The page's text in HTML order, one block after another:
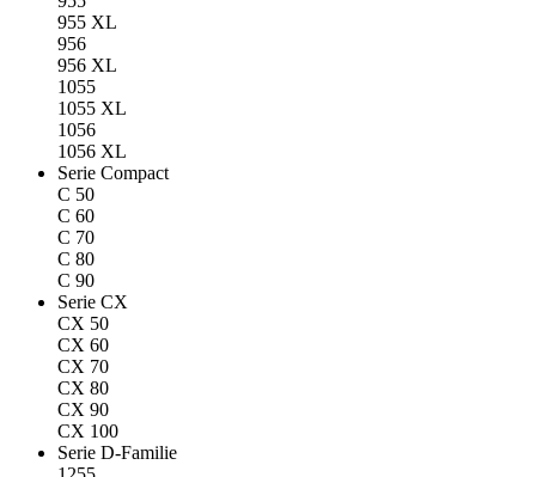
955 XL
956
956 XL
1055
1055 XL
1056
1056 XL
Serie Compact
C 50
C 60
C 70
C 80
C 90
Serie CX
CX 50
CX 60
CX 70
CX 80
CX 90
CX 100
Serie D-Familie